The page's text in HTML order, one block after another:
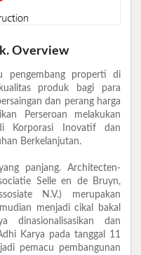
Overview
pengembang properti di
produk bagi para
dan perang harga
Perseroan melakukan
Korporasi Inovatif dan
Berkelanjutan.
panjang. Architecten-
Selle en de Bruyn,
N.V.) merupakan
menjadi cikal bakal
dinasionalisasikan dan
Karya pada tanggal 11
pemacu pembangunan